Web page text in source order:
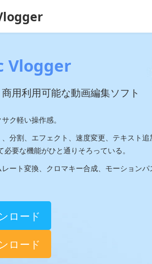
Vlogger
用利用可能な動画編集ソフト
ク軽い操作感。
分割、エフェクト、速度変更、テキスト追
要な機能がひと通りそろっている。
ート変換、クロマキー合成、モーションパ
ロード
ロード